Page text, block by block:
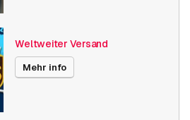
Camera
Camera
Weltweiter Versand
Mehr info